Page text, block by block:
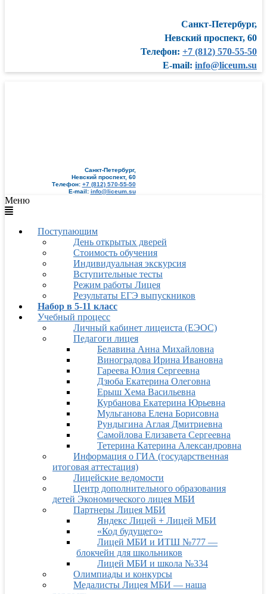
Санкт-Петербург,
Невский проспект, 60
Телефон: +7 (812) 570-55-50
E-mail: info@liceum.su
Санкт-Петербург,
Невский проспект, 60
Телефон: +7 (812) 570-55-50
E-mail: info@liceum.su
Меню
Поступающим
День открытых дверей
Стоимость обучения
Индивидуальная экскурсия
Вступительные тесты
Режим работы Лицея
Результаты ЕГЭ выпускников
Набор в 5-11 класс
Учебный процесс
Личный кабинет лицеиста (ЕЭОС)
Педагоги лицея
Белавина Анна Михайловна
Виноградова Ирина Ивановна
Гареева Юлия Сергеевна
Дзюба Екатерина Олеговна
Ерыш Хема Васильевна
Курбанова Екатерина Юрьевна
Мульганова Елена Борисовна
Рундыгина Аглая Дмитриевна
Самойлова Елизавета Сергеевна
Тетерина Катерина Александровна
Информация о ГИА (государственная
итоговая аттестация)
Лицейские ведомости
Центр дополнительного образования
детей Экономического лицея МБИ
Партнеры Лицея МБИ
Яндекс Лицей + Лицей МБИ
«Код будущего»
Лицей МБИ и ИТШ №777 —
блокчейн для школьников
Лицей МБИ и школа №334
Олимпиады и конкурсы
Медалисты Лицея МБИ — наша